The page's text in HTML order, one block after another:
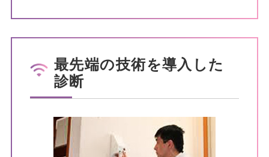
最先端の技術を導入した
診断